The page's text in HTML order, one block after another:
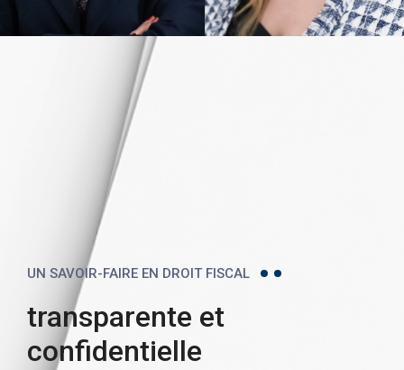
UN SAVOIR-FAIRE EN DROIT FISCAL
transparente et
confidentielle